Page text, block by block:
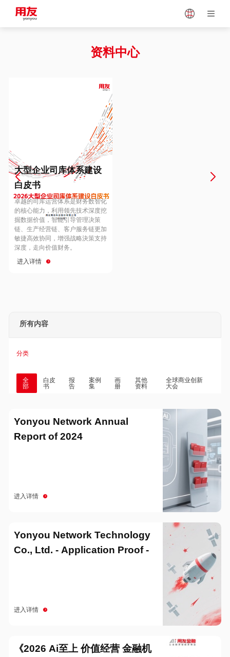
Vietnam
Europe
Hungary
Hong Kong
资料中心
大型企业司库体系建设
白皮书
卓越的司库运营体系是财务数智化
的核心能力，利用领先技术深度挖
掘数据价值，智能引导管理决策
链、生产经营链、客户服务链更加
敏捷高效协同，增强战略決策支持
深度，走向价值财务。
进入详情
所有内容
分类
全
部
白皮
书
报
告
案例
集
画
册
其他
资料
全球商业创新
大会
Yonyou Network Annual
Report of 2024
进入详情
Yonyou Network Technology
Co., Ltd. - Application Proof -
进入详情
《2026 Ai至上 价值经营 金融机